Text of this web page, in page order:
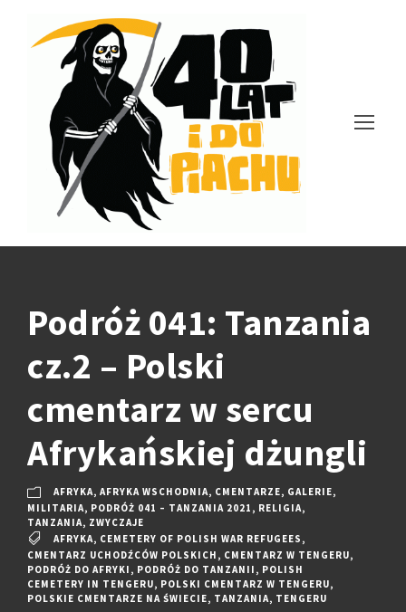
Podróż 041: Tanzania
cz.2 – Polski
cmentarz w sercu
Afrykańskiej dżungli
AFRYKA, AFRYKA WSCHODNIA, CMENTARZE, GALERIE,
MILITARIA, PODRÓŻ 041 – TANZANIA 2021 , RELIGIA,
TANZANIA, ZWYCZAJE
AFRYKA, CEMETERY OF POLISH WAR REFUGEES ,
CMENTARZ UCHODŹCÓW POLSKICH , CMENTARZ W TENGERU,
PODRÓŻ DO AFRYKI , PODRÓŻ DO TANZANII , POLISH
CEMETERY IN TENGERU, POLSKI CMENTARZ W TENGERU,
POLSKIE CMENTARZE NA ŚWIECIE, TANZANIA, TENGERU